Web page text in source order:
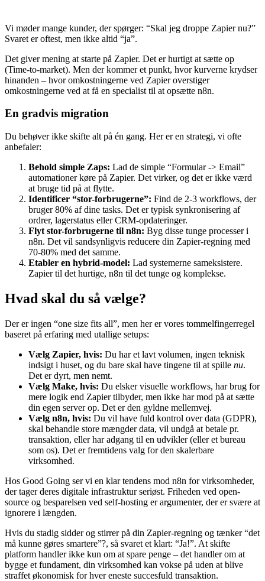
Vi møder mange kunder, der spørger: “Skal jeg droppe Zapier nu?”
Svaret er oftest, men ikke altid “ja”.
Det giver mening at starte på Zapier. Det er hurtigt at sætte op
(Time-to-market). Men der kommer et punkt, hvor kurverne krydser
hinanden – hvor omkostningerne ved Zapier overstiger
omkostningerne ved at få en specialist til at opsætte n8n.
En gradvis migration
Du behøver ikke skifte alt på én gang. Her er en strategi, vi ofte
anbefaler:
Behold simple Zaps: Lad de simple “Formular -> Email”
automationer køre på Zapier. Det virker, og det er ikke værd
at bruge tid på at flytte.
Identificer “stor-forbrugerne”: Find de 2-3 workflows, der
bruger 80% af dine tasks. Det er typisk synkronisering af
ordrer, lagerstatus eller CRM-opdateringer.
Flyt stor-forbrugerne til n8n: Byg disse tunge processer i
n8n. Det vil sandsynligvis reducere din Zapier-regning med
70-80% med det samme.
Etabler en hybrid-model: Lad systemerne sameksistere.
Zapier til det hurtige, n8n til det tunge og komplekse.
Hvad skal du så vælge?
Der er ingen “one size fits all”, men her er vores tommelfingerregel
baseret på erfaring med utallige setups:
Vælg Zapier, hvis: Du har et lavt volumen, ingen teknisk
indsigt i huset, og du bare skal have tingene til at spille nu.
Det er dyrt, men nemt.
Vælg Make, hvis: Du elsker visuelle workflows, har brug for
mere logik end Zapier tilbyder, men ikke har mod på at sætte
din egen server op. Det er den gyldne mellemvej.
Vælg n8n, hvis: Du vil have fuld kontrol over data (GDPR),
skal behandle store mængder data, vil undgå at betale pr.
transaktion, eller har adgang til en udvikler (eller et bureau
som os). Det er fremtidens valg for den skalerbare
virksomhed.
Hos Good Going ser vi en klar tendens mod n8n for virksomheder,
der tager deres digitale infrastruktur seriøst. Friheden ved open-
source og besparelsen ved self-hosting er argumenter, der er svære at
ignorere i længden.
Hvis du stadig sidder og stirrer på din Zapier-regning og tænker “det
må kunne gøres smartere”?, så svaret et klart: “Ja!”. At skifte
platform handler ikke kun om at spare penge – det handler om at
bygge et fundament, din virksomhed kan vokse på uden at blive
straffet økonomisk for hver eneste succesfuld transaktion.